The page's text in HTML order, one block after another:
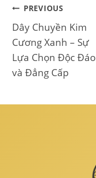
Điều
hướng
bài
PREVIOUS
Dây Chuyền Kim
Cương Xanh – Sự
Lựa Chọn Độc Đáo
và Đẳng Cấp